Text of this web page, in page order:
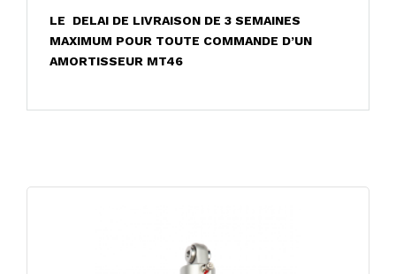
LE
DELAI DE LIVRAISON DE 3 SEMAINES
MAXIMUM POUR TOUTE COMMANDE D’UN
AMORTISSEUR MT46